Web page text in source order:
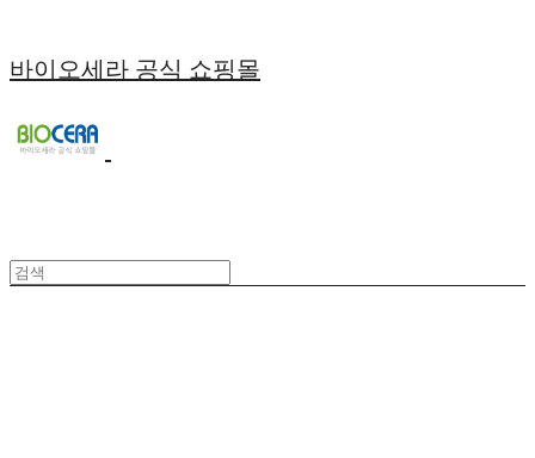
바이오세라 공식 쇼핑몰